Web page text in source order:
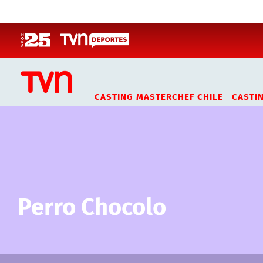
CASTING MASTERCHEF CHILE
Perro Chocolo